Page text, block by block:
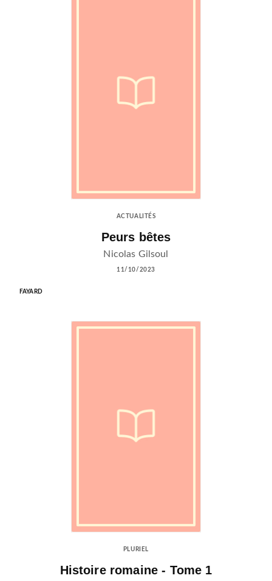
ACTUALITÉS
Peurs bêtes
Nicolas Gilsoul
11/10/2023
FAYARD
PLURIEL
Histoire romaine - Tome 1